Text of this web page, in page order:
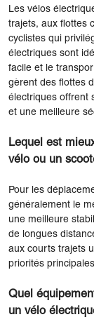
Les vélos
trajets, aux flottes
cyclistes qui
électriques sont
facile et le
gèrent des flottes
électriques offrent
et une meilleure
Lequel est
vélo ou un
Pour les
généralement le
une meilleure
de longues
aux courts trajets
priorités
Quel
un vélo